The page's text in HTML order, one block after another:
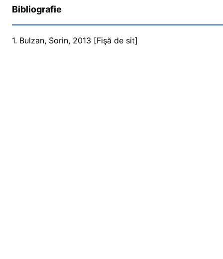
Bibliografie
1. Bulzan, Sorin, 2013 [Fişă de sit]